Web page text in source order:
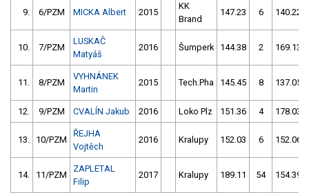
9. 6/PZM MICKA Albert 2015
KK
Brand
147.23 6 140.22
10. 7/PZM
LUSKAČ
Matyáš
2016 Šumperk 144.38 2 169.13
11. 8/PZM
VYHNÁNEK
Martin
2015 Tech.Pha 145.45 8 137.05
12. 9/PZM CVALÍN Jakub 2016 Loko Plz 151.36 4 178.03
13. 10/PZM
ŘEJHA
Vojtěch
2016 Kralupy 152.03 6 152.06
14. 11/PZM
ZAPLETAL
Filip
2017 Kralupy 189.11 54 154.39